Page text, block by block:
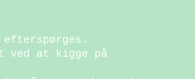
ved at kigge på